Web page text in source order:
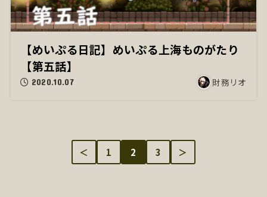
【めいぷる日記】めいぷる上海ものがたり
【第五話】
2020.10.07 財務リオ
＜ 1 2 3 ＞